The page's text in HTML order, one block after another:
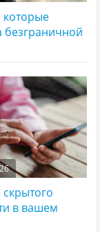
безграничной
в вашем